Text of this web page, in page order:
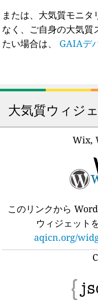
または、大気質モニ
なく、ご自身の大気質
たい場合は、 GAIAデ
大気質ウィジ
Wix,
このリンクから
ウィジェット
aqicn.org/